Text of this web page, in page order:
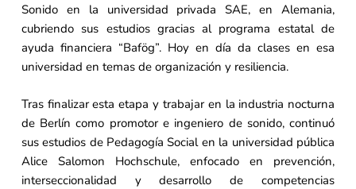
Sonido en la universidad privada SAE, en Alemania,
cubriendo sus estudios gracias al programa estatal de
ayuda financiera “Bafög”. Hoy en día da clases en esa
universidad en temas de organización y resiliencia.
Tras finalizar esta etapa y trabajar en la industria nocturna
de Berlín como promotor e ingeniero de sonido, continuó
sus estudios de Pedagogía Social en la universidad pública
Alice Salomon Hochschule, enfocado en prevención,
interseccionalidad y desarrollo de competencias